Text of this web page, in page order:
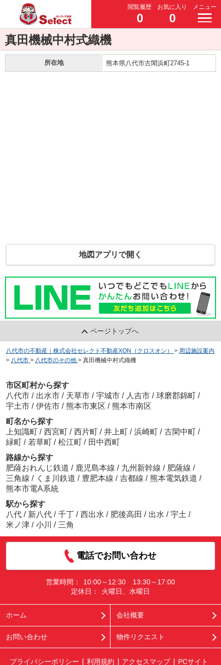
閲覧履歴
0
お気に入り
0
メニュー
真田機械中村式織機
所在地 熊本県八代市古閑浜町2745-1
地図アプリで開く
ページトップへ
八代市の不動産｜株式会社セレクト不動産XON（クロスオン） > 周辺施設案内
> 八代市 > 八代市のその他 > 真田機械中村式織機
市区町村から探す
八代市 / 出水市 / 天草市 / 宇城市 / 人吉市 / 球磨郡錦町 /
宇土市 / 伊佐市 / 熊本市東区 / 熊本市南区
町名から探す
上知識町 / 西宮町 / 西片町 / 井上町 / 浜崎町 / 古閑中町 /
緑町 / 若草町 / 松江町 / 田中西町
路線から探す
肥薩おれんじ鉄道 / 鹿児島本線 / 九州新幹線 / 肥薩線 /
三角線 / くま川鉄道 / 豊肥本線 / 吉都線 / 熊本電気鉄道 /
熊本市電A系統
駅から探す
八代 / 新八代 / 千丁 / 西出水 / 肥後高田 / 出水 / 宇土 /
米ノ津 / 小川 / 三角
電話でお問い合わせ
営業時間：
10:00～12:30 13:30～17:00
定休日：
火曜日、水曜日
ホーム 会社概要
お問い合わせ 物件リクエスト
プライバシーポリシー 利用規約 アクセスマップ PCサイト